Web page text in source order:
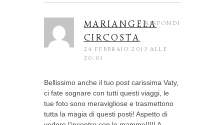
MARIANGELA
CIRCOSTA
24 FEBBRAIO 2013 ALLE
20:01
Bellissimo anche il tuo post carissima Vaty,
ci fate sognare con tutti questi viaggi, le
tue foto sono meravigliose e trasmettono
tutta la magia di questi posti! Aspetto di
RISPONDI